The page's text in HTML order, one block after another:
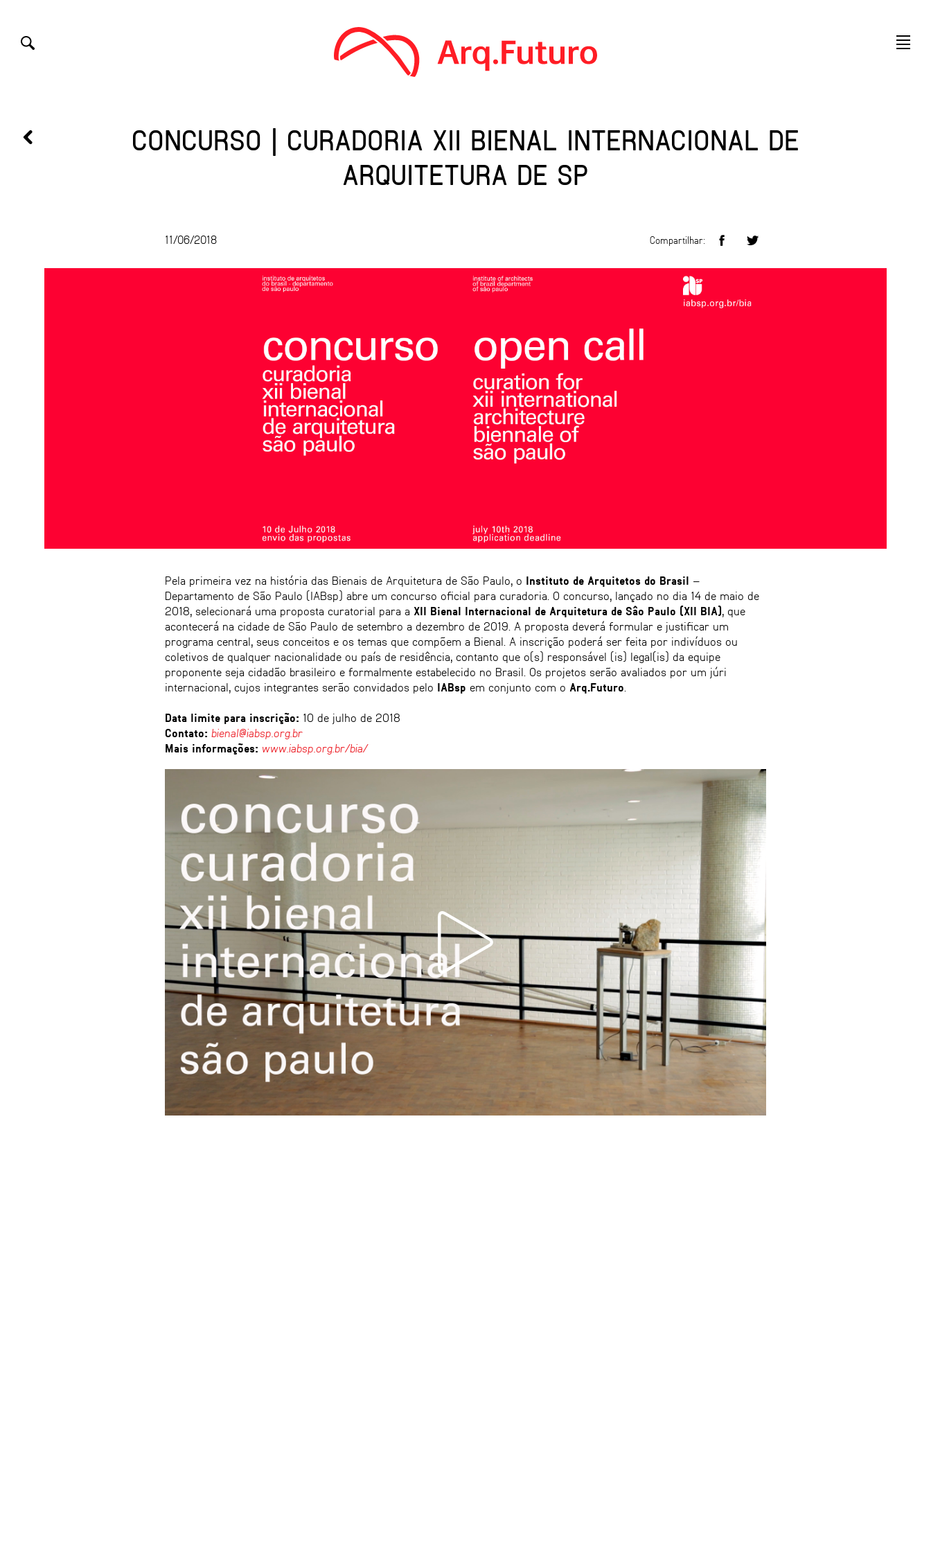
CONCURSO | CURADORIA XII BIENAL INTERNACIONAL DE
ARQUITETURA DE SP
11/06/2018 Compartilhar:
Pela primeira vez na história das Bienais de Arquitetura de São Paulo, o Instituto de Arquitetos do Brasil –
Departamento de São Paulo (IABsp) abre um concurso oficial para curadoria. O concurso, lançado no dia 14 de maio de
2018, selecionará uma proposta curatorial para a XII Bienal Internacional de Arquitetura de Sâo Paulo (XII BIA), que
acontecerá na cidade de São Paulo de setembro a dezembro de 2019. A proposta deverá formular e justificar um
programa central, seus conceitos e os temas que compõem a Bienal. A inscrição poderá ser feita por indivíduos ou
coletivos de qualquer nacionalidade ou país de residência, contanto que o(s) responsável (is) legal(is) da equipe
proponente seja cidadão brasileiro e formalmente estabelecido no Brasil. Os projetos serão avaliados por um júri
internacional, cujos integrantes serão convidados pelo IABsp em conjunto com o Arq.Futuro
Data limite para inscrição: 10 de julho de 2018
Contato: bienal@iabsp.org.br
Mais informações: www.iabsp.org.br/bia/